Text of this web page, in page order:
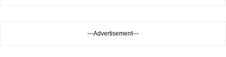
---Advertisement---